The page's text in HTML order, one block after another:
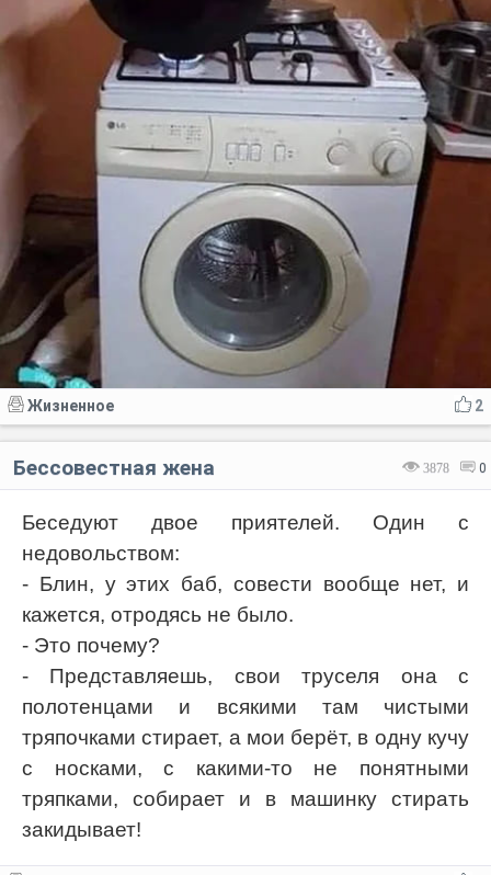
2
Жизненное
3878 0
Бессовестная жена
Беседуют двое приятелей. Один с
недовольством:
- Блин, у этих баб, совести вообще нет, и
кажется, отродясь не было.
- Это почему?
- Представляешь, свои труселя она с
полотенцами и всякими там чистыми
тряпочками стирает, а мои берёт, в одну кучу
с носками, с какими-то не понятными
тряпками, собирает и в машинку стирать
закидывает!